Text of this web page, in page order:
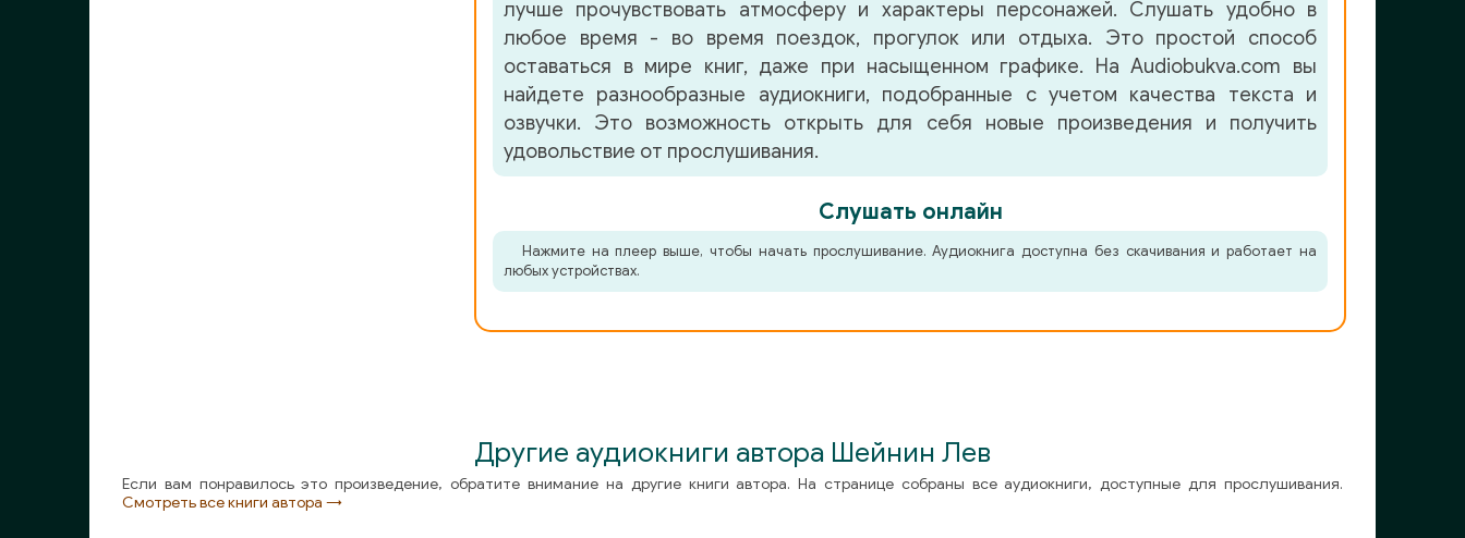
лучше прочувствовать атмосферу и характеры персонажей. Слушать удобно в
любое время - во время поездок, прогулок или отдыха. Это простой способ
оставаться в мире книг, даже при насыщенном графике. На Audiobukva.com вы
найдете разнообразные аудиокниги, подобранные с учетом качества текста и
озвучки. Это возможность открыть для себя новые произведения и получить
удовольствие от прослушивания.
Слушать онлайн
Нажмите на плеер выше, чтобы начать прослушивание. Аудиокнига доступна без скачивания и работает на
любых устройствах.
Другие аудиокниги автора Шейнин Лев
Если вам понравилось это произведение, обратите внимание на другие книги автора. На странице собраны все аудиокниги, доступные для прослушивания.
Смотреть все книги автора →